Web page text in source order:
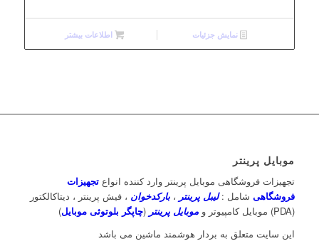
اطلاعات بیشتر نمایش جزئیات
موبایل پرینتر
تجهیزات فروشگاهی موبایل پرینتر وارد کننده انواع تجهیزات
فروشگاهیشامل :لیبل پرینتر ، بارکدخوان ، فیش پرینتر ، دیتاکالکتور
(PDA) موبایل کامپیوتر و
موبایل پرینتر (چاپگر بلوتوثی موبایل)
این سایت متعلق به بردار هوشمند ماشین می باشد